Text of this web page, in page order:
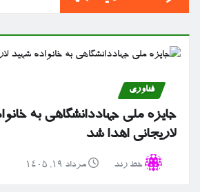
فناوری
جایزه ملی جهاددانشگاهی به
لاریجانی اهدا شد
خط رند مرداد ۱۹, ۱۴۰۵